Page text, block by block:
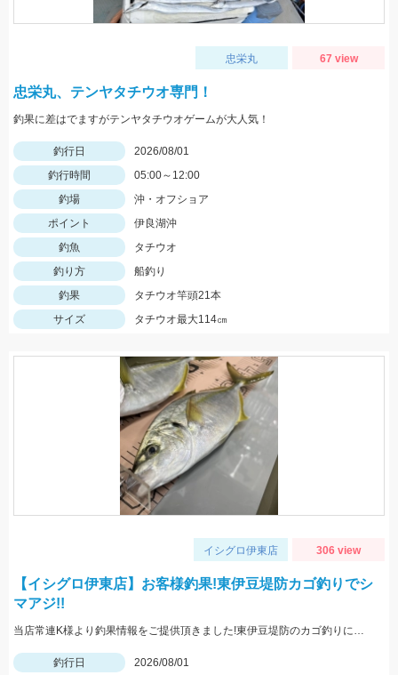
忠栄丸 67 view
忠栄丸、テンヤタチウオ専門！
釣果に差はでますがテンヤタチウオゲームが大人気！
釣行日
2026/08/01
釣行時間
05:00～12:00
釣場
沖・オフショア
ポイント
伊良湖沖
釣魚
タチウオ
釣り方
船釣り
釣果
タチウオ竿頭21本
サイズ
タチウオ最大114㎝
イシグロ伊東店 306 view
【イシグロ伊東店】お客様釣果!東伊豆堤防カゴ釣りでシ
マアジ!!
当店常連K様より釣果情報をご提供頂きました!東伊豆堤防のカゴ釣りにてシマアジをキャッチ!!おめでとうございます^^
釣行日 2026/08/01